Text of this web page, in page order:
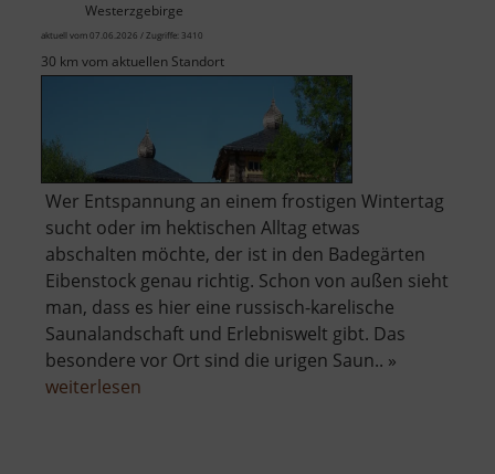
Westerzgebirge
aktuell vom 07.06.2026 / Zugriffe: 3410
30 km vom aktuellen Standort
Wer Entspannung an einem frostigen Wintertag
sucht oder im hektischen Alltag etwas
abschalten möchte, der ist in den Badegärten
Eibenstock genau richtig. Schon von außen sieht
man, dass es hier eine russisch-karelische
Saunalandschaft und Erlebniswelt gibt. Das
besondere vor Ort sind die urigen Saun.. »
weiterlesen